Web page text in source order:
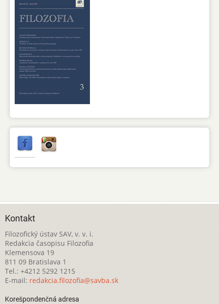
Kontakt
Filozofický ústav SAV, v. v. i.
Redakcia časopisu Filozofia
Klemensova 19
811 09 Bratislava 1
Tel.: +4212 5292 1215
E-mail: redakcia.filozofia@savba.sk
Korešpondenčná adresa